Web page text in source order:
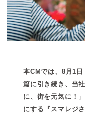
本CMでは、8月1日
篇に引き続き、当
に、街を元気に！
にする『スマレジ